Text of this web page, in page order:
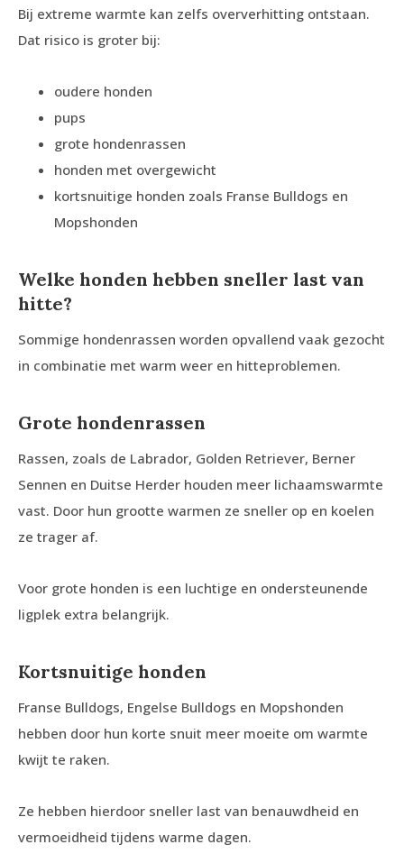
Bij extreme warmte kan zelfs oververhitting ontstaan.
Dat risico is groter bij:
oudere honden
pups
grote hondenrassen
honden met overgewicht
kortsnuitige honden zoals Franse Bulldogs en
Mopshonden
Welke honden hebben sneller last van
hitte?
Sommige hondenrassen worden opvallend vaak gezocht
in combinatie met warm weer en hitteproblemen.
Grote hondenrassen
Rassen, zoals de Labrador, Golden Retriever, Berner
Sennen en Duitse Herder houden meer lichaamswarmte
vast. Door hun grootte warmen ze sneller op en koelen
ze trager af.
Voor grote honden is een luchtige en ondersteunende
ligplek extra belangrijk.
Kortsnuitige honden
Franse Bulldogs, Engelse Bulldogs en Mopshonden
hebben door hun korte snuit meer moeite om warmte
kwijt te raken.
Ze hebben hierdoor sneller last van benauwdheid en
vermoeidheid tijdens warme dagen.